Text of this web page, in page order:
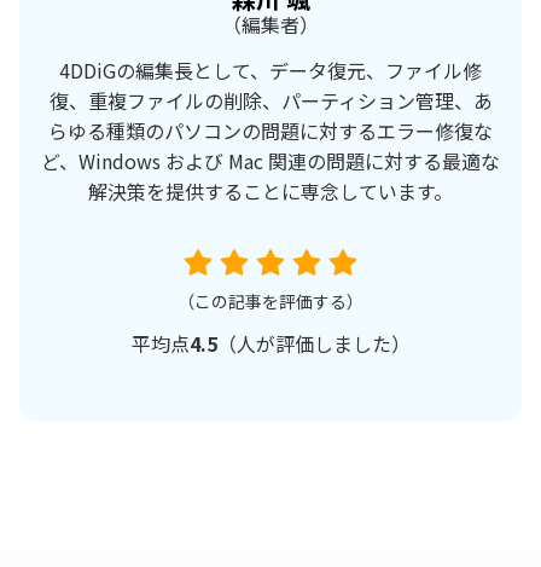
（編集者）
4DDiGの編集長として、データ復元、ファイル修
復、重複ファイルの削除、パーティション管理、あ
らゆる種類のパソコンの問題に対するエラー修復な
ど、Windows および Mac 関連の問題に対する最適な
解決策を提供することに専念しています。
（この記事を評価する）
平均点4.5（人が評価しました）